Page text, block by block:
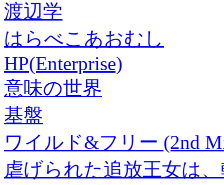
渡辺学
はらべこあおむし
HP(Enterprise)
意味の世界
基盤
ワイルド&フリー (2nd
虐げられた追放王女は